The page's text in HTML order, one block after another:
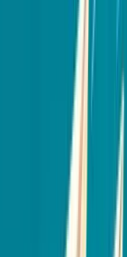
drie
zijn de
Noem iets
kandidaat.
publicatie, een
je